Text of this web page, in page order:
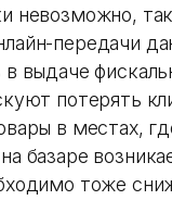
невозможно,
передачи
в выдаче
потерять
в местах,
базаре
тоже